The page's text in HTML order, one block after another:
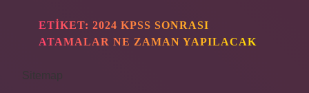
Hakkımızda
ETIKET: 2024 KPSS SONRASI
ATAMALAR NE ZAMAN YAPILACAK
Sitemap